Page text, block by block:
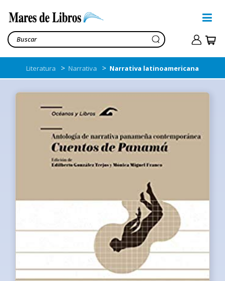
Literatura > Narrativa > Narrativa latinoamericana